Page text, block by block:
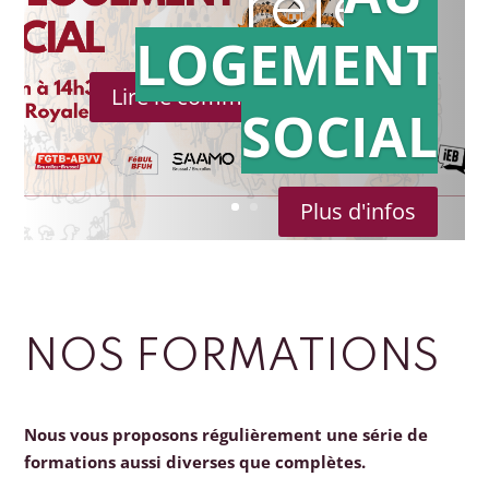
Lire le communiqué de presse
LOGEMENT
SOCIAL
Plus d'infos
NOS FORMATIONS
Nous vous proposons régulièrement une série de
formations aussi diverses que complètes.